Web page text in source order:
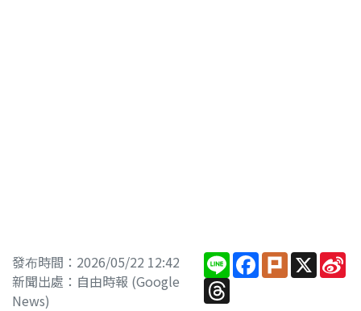
發布時間：2026/05/22 12:42
新聞出處：自由時報 (Google
News)
Line Facebook
PlurkX
Threads